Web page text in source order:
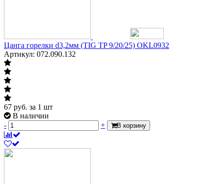
Цанга горелки d3,2мм (TIG TP 9/20/25) OKL0932
Артикул: 072.090.132
67 руб. за 1 шт
В наличии
-
+ В корзину